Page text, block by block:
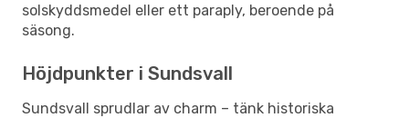
solskyddsmedel eller ett paraply, beroende på
säsong.
Höjdpunkter i Sundsvall
Sundsvall sprudlar av charm – tänk historiska